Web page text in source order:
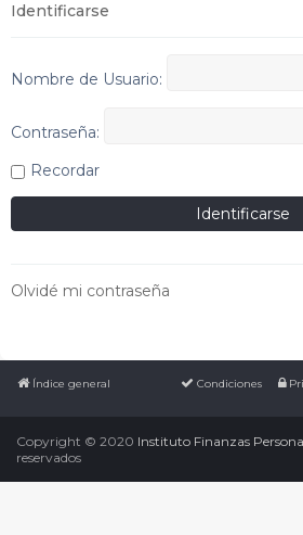
Identificarse
Nombre de Usuario:
Contraseña:
Recordar
Olvidé mi contraseña
Índice general Condiciones
Copyright © 2020 Instituto Finanzas
reservados